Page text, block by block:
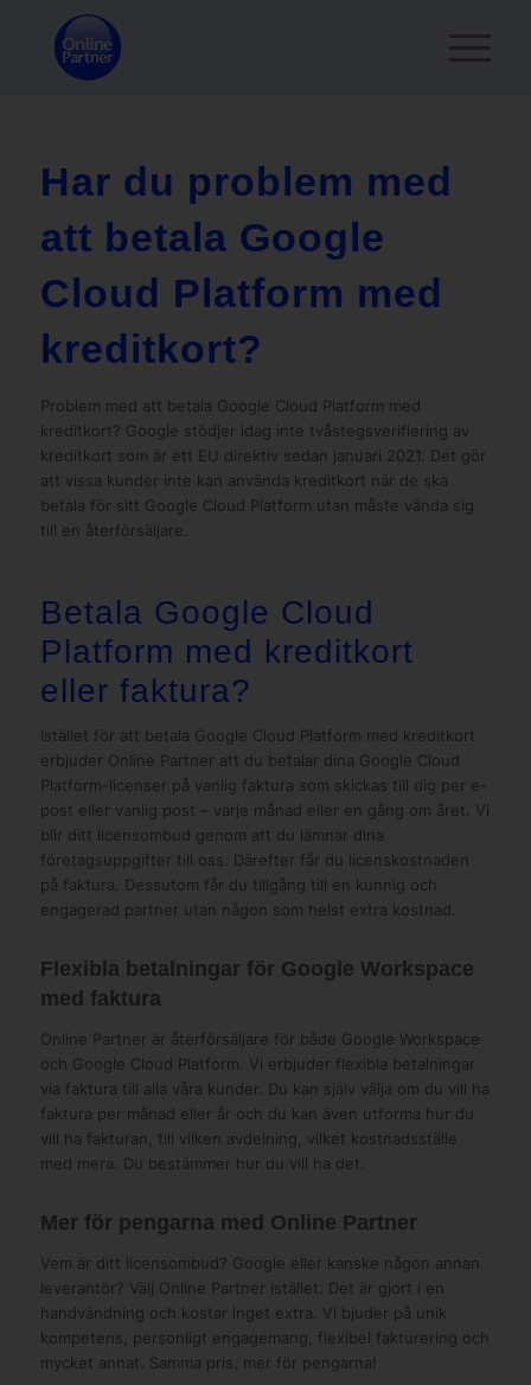
Har du problem med
att betala Google
Cloud Platform med
kreditkort?
Problem med att betala Google Cloud Platform med
kreditkort? Google stödjer idag inte tvåstegsverifiering av
kreditkort som är ett EU direktiv sedan januari 2021. Det gör
att vissa kunder inte kan använda kreditkort när de ska
betala för sitt Google Cloud Platform utan måste vända sig
till en återförsäljare.
Betala Google Cloud
Platform med kreditkort
eller faktura?
Istället för att betala Google Cloud Platform med kreditkort
erbjuder Online Partner att du betalar dina Google Cloud
Platform-licenser på vanlig faktura som skickas till dig per e-
post eller vanlig post – varje månad eller en gång om året. Vi
blir ditt licensombud genom att du lämnar dina
företagsuppgifter till oss. Därefter får du licenskostnaden
på faktura. Dessutom får du tillgång till en kunnig och
engagerad partner utan någon som helst extra kostnad.
Flexibla betalningar för Google Workspace
med faktura
Online Partner är återförsäljare för både Google Workspace
och Google Cloud Platform. Vi erbjuder flexibla betalningar
via faktura till alla våra kunder. Du kan själv välja om du vill ha
faktura per månad eller år och du kan även utforma hur du
vill ha fakturan, till vilken avdelning, vilket kostnadsställe
med mera. Du bestämmer hur du vill ha det.
Mer för pengarna med Online Partner
Vem är ditt licensombud? Google eller kanske någon annan
leverantör? Välj Online Partner istället. Det är gjort i en
handvändning och kostar inget extra. Vi bjuder på unik
kompetens, personligt engagemang, flexibel fakturering och
mycket annat. Samma pris, mer för pengarna!